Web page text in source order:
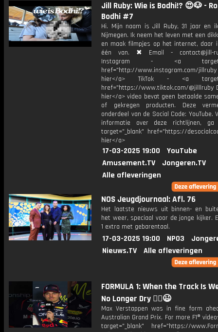
Jill Ruby: Wie is Bodhi!? 😍🐶 -
Bodhi #7
Hi. Mijn naam is Jill Ruby, 31 jaar en
Nijmegen. Ik neem het leven met een
en maak filmpjes op het internet, daar
één van. ✖ Email - contact@jill-
Instagram - <a
href="http://www.instagram.com/
hier</a> TikTok - <a
href="https://www.tiktok.com/@jilllruby
hier</a> video bevat geen betaalde
of gekregen producten. Deze
onderdeel van de Social Code: YouTube.
informatie over deze richtlijnen,
target="_blank" href="https://
hier</a>
17-03-2025 19:00
YouTube
Amusement.TV
Jongeren.TV
Alle afleveringen
NOS Jeugdjournaal: Afl. 76
Het laatste nieuws uit binnen- en
het weer, speciaal voor de jonge kijker.
1 extra met gebarentaal.
17-03-2025 19:00 NPO3
Nieuws.TV
Alle afleveringen
FORMULA 1: When the Track Is
No Longer Dry 🙂‍↕️😉
Max Verstappen was in fine form
Australian Grand Prix. For more F1®
target="_blank" href="https://